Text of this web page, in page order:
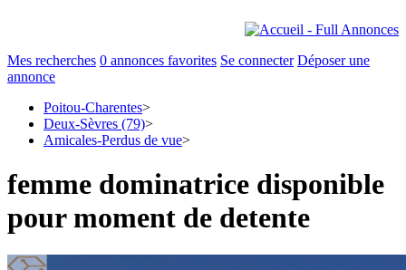
Mes recherches 0 annonces favorites Se connecter Déposer une
annonce
Poitou-Charentes>
Deux-Sèvres (79)>
Amicales-Perdus de vue>
femme dominatrice disponible
pour moment de detente